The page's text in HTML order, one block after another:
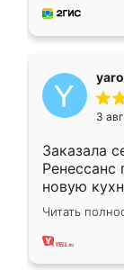
мебель за
3
Заказала
Ренессанс
новую
вполне
два года,
Читать